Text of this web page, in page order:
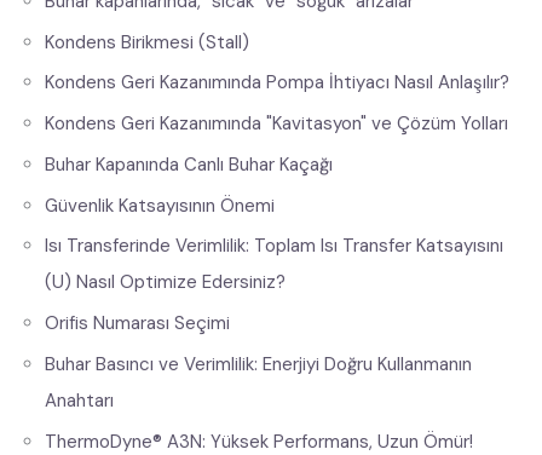
Kondens Birikmesi (Stall)
Kondens Geri Kazanımında Pompa İhtiyacı Nasıl Anlaşılır?
Kondens Geri Kazanımında "Kavitasyon" ve Çözüm Yolları
Buhar Kapanında Canlı Buhar Kaçağı
Güvenlik Katsayısının Önemi
Isı Transferinde Verimlilik: Toplam Isı Transfer Katsayısını
(U) Nasıl Optimize Edersiniz?
Orifis Numarası Seçimi
Buhar Basıncı ve Verimlilik: Enerjiyi Doğru Kullanmanın
Anahtarı
ThermoDyne® A3N: Yüksek Performans, Uzun Ömür!